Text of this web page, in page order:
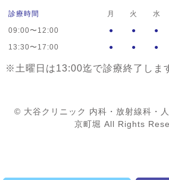
診療時間 月 火 水
09:00〜12:00
● ● ●
13:30〜17:00
● ● ●
※土曜日は13:00迄で診療終了しま
© 大谷クリニック 内科・放射線科・
京町堀 All Rights